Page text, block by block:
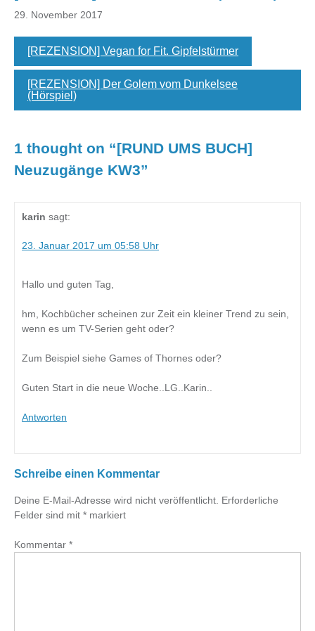
29. November 2017
[REZENSION] Vegan for Fit. Gipfelstürmer
[REZENSION] Der Golem vom Dunkelsee
(Hörspiel)
1 thought on “[RUND UMS BUCH]
Neuzugänge KW3”
karin sagt:
23. Januar 2017 um 05:58 Uhr
Hallo und guten Tag,
hm, Kochbücher scheinen zur Zeit ein kleiner Trend zu sein,
wenn es um TV-Serien geht oder?
Zum Beispiel siehe Games of Thornes oder?
Guten Start in die neue Woche..LG..Karin..
Antworten
Schreibe einen Kommentar
Deine E-Mail-Adresse wird nicht veröffentlicht. Erforderliche
Felder sind mit * markiert
Kommentar *